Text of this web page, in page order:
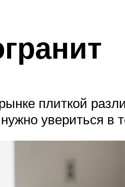
плиткой
увериться